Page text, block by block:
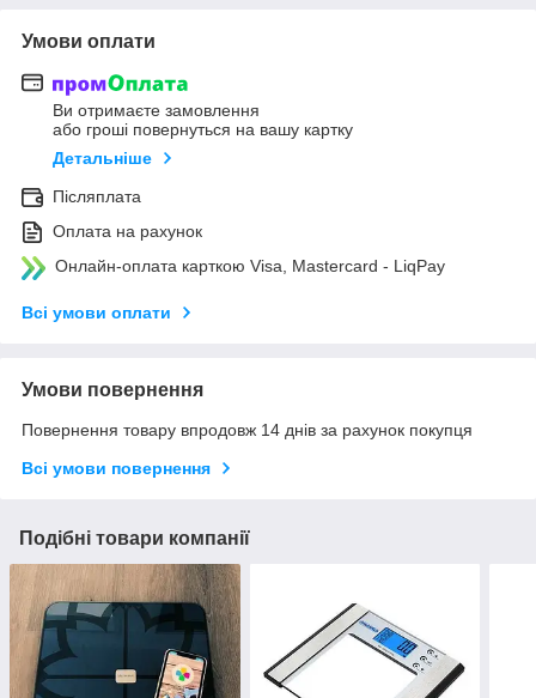
Умови оплати
Ви отримаєте замовлення
або гроші повернуться на вашу картку
Детальніше
Післяплата
Оплата на рахунок
Онлайн-оплата карткою Visa, Mastercard - LiqPay
Всі умови оплати
Умови повернення
Повернення товару впродовж 14 днів за рахунок покупця
Всі умови повернення
Подібні товари компанії